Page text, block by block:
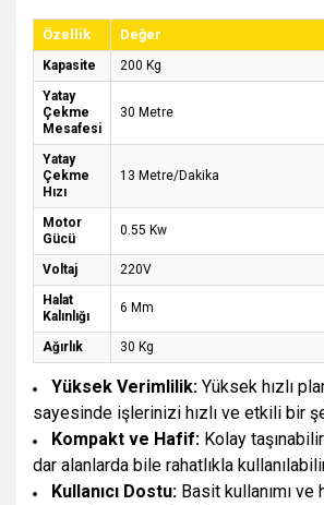
Özellik Değer
Kapasite
200 Kg
Yatay
Çekme
Mesafesi
30 Metre
Yatay
Çekme
Hızı
13 Metre/Dakika
Motor
Gücü
0.55 Kw
Voltaj
220V
Halat
Kalınlığı
6 Mm
Ağırlık 30 Kg
Yüksek Verimlilik: Yüksek hızlı
sayesinde işlerinizi hızlı ve etkili bir
Kompakt ve Hafif: Kolay
dar alanlarda bile rahatlıkla
Kullanıcı Dostu: Basit kullanımı ve